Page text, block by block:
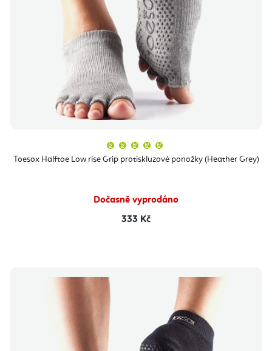
Toesox Halftoe Low rise Grip protiskluzové ponožky (Heather Grey)
produktu
je
hvězdiček.
Dočasně vyprodáno
333 Kč